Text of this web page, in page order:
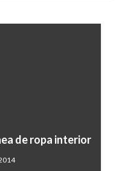
de ropa interior